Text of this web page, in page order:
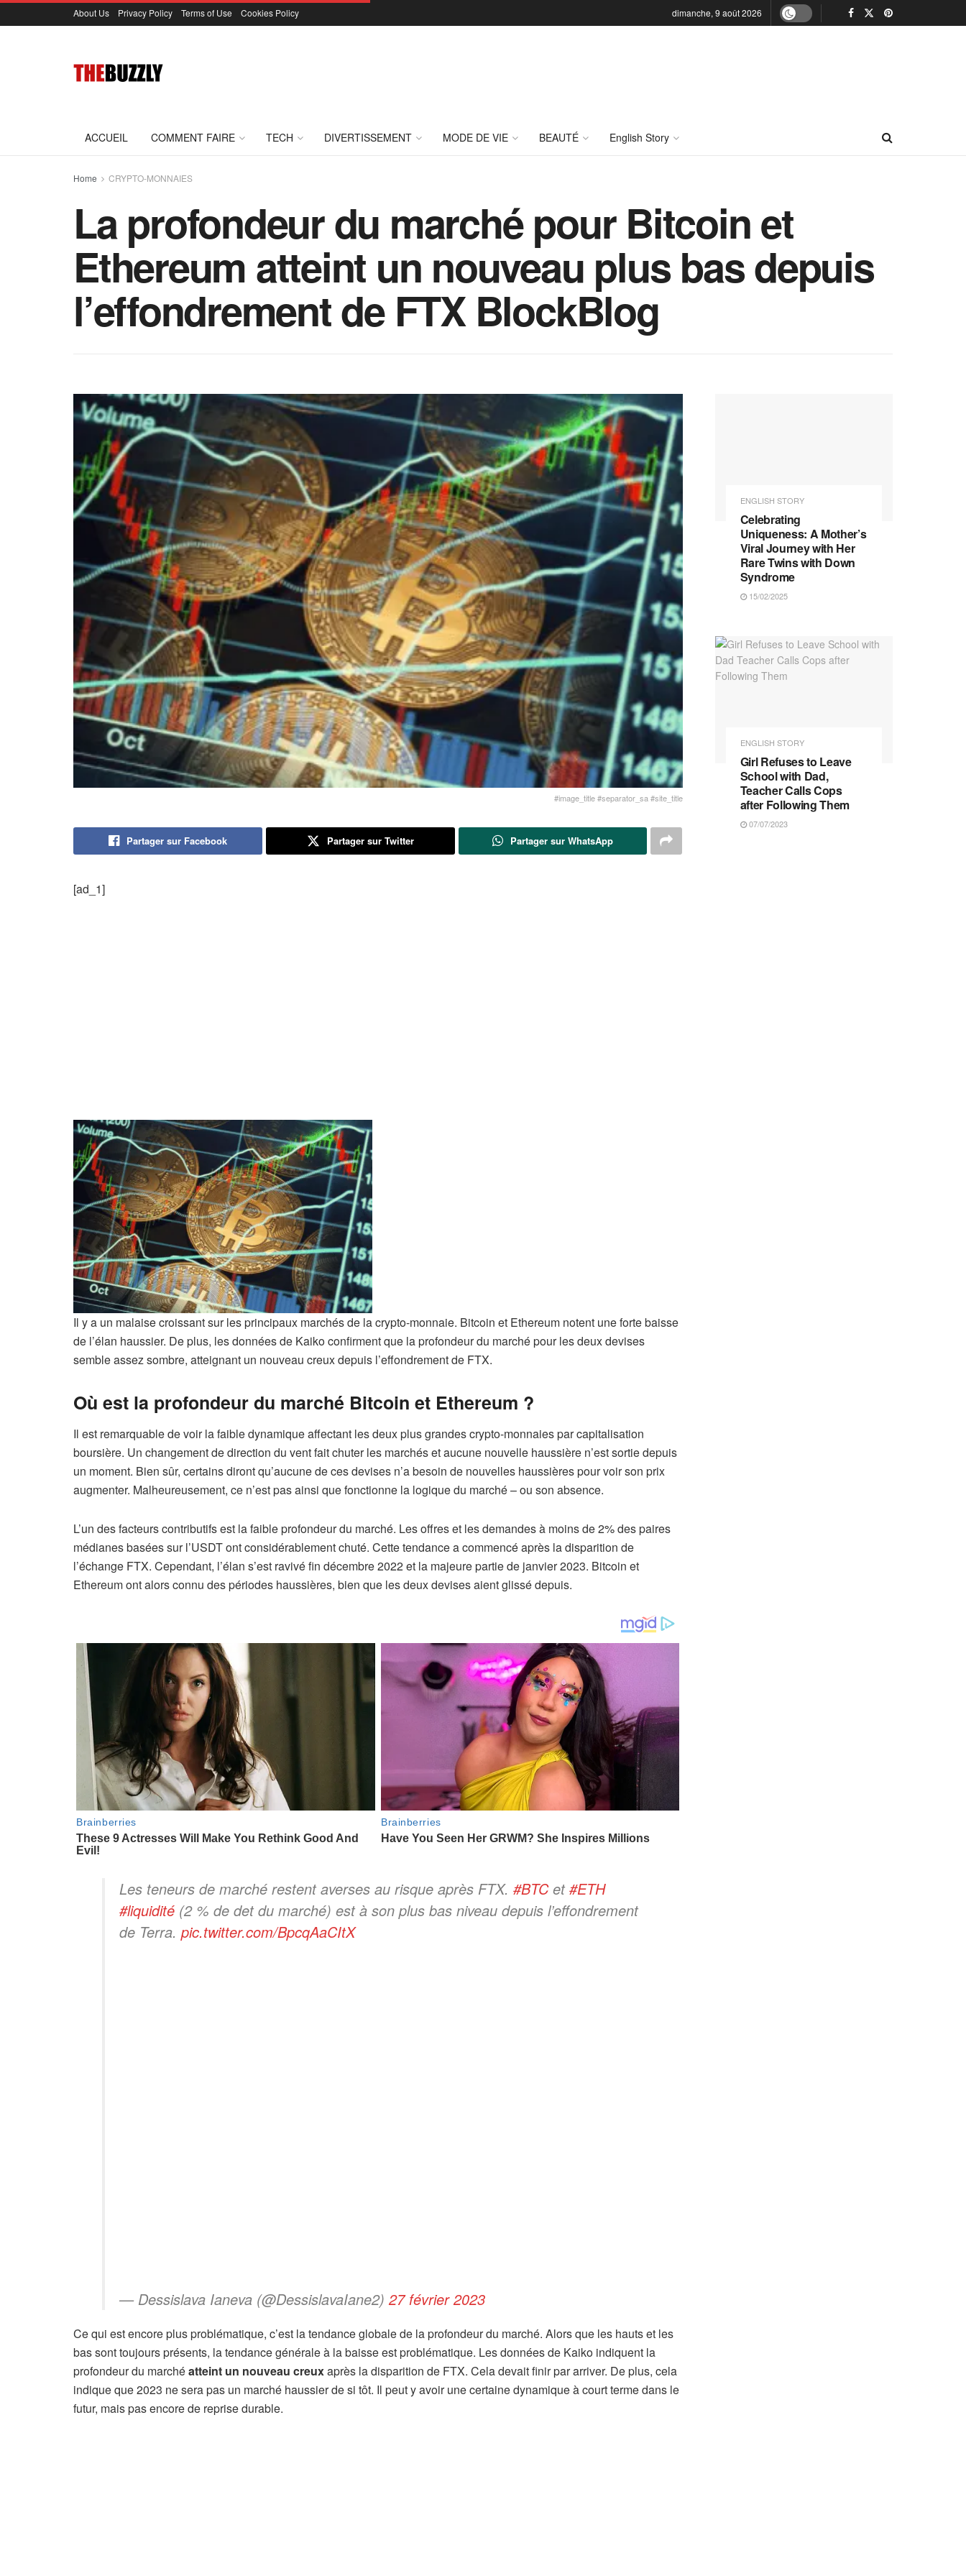
About Us Privacy Policy Terms of Use Cookies Policy dimanche, 9 août 2026
ACCUEIL COMMENT FAIRE TECH DIVERTISSEMENT MODE DE VIE BEAUTÉ English Story
Home CRYPTO-MONNAIES
La profondeur du marché pour Bitcoin et
Ethereum atteint un nouveau plus bas depuis
l’effondrement de FTX BlockBlog
#image_title #separator_sa #site_title
Partager sur Facebook Partager sur Twitter Partager sur WhatsApp
[ad_1]
Il y a un malaise croissant sur les principaux marchés de la crypto-monnaie. Bitcoin et Ethereum notent une forte baisse
de l’élan haussier. De plus, les données de Kaiko confirment que la profondeur du marché pour les deux devises
semble assez sombre, atteignant un nouveau creux depuis l’effondrement de FTX.
Où est la profondeur du marché Bitcoin et Ethereum ?
Il est remarquable de voir la faible dynamique affectant les deux plus grandes crypto-monnaies par capitalisation
boursière. Un changement de direction du vent fait chuter les marchés et aucune nouvelle haussière n’est sortie depuis
un moment. Bien sûr, certains diront qu’aucune de ces devises n’a besoin de nouvelles haussières pour voir son prix
augmenter. Malheureusement, ce n’est pas ainsi que fonctionne la logique du marché – ou son absence.
L’un des facteurs contributifs est la faible profondeur du marché. Les offres et les demandes à moins de 2% des paires
médianes basées sur l’USDT ont considérablement chuté. Cette tendance a commencé après la disparition de
l’échange FTX. Cependant, l’élan s’est ravivé fin décembre 2022 et la majeure partie de janvier 2023. Bitcoin et
Ethereum ont alors connu des périodes haussières, bien que les deux devises aient glissé depuis.
Les teneurs de marché restent averses au risque après FTX. #BTCet#ETH
#liquidité (2 % de det du marché) est à son plus bas niveau depuis l’effondrement
de Terra. pic.twitter.com/BpcqAaCItX
— Dessislava Ianeva (@DessislavaIane2)27 février 2023
Ce qui est encore plus problématique, c’est la tendance globale de la profondeur du marché. Alors que les hauts et les
bas sont toujours présents, la tendance générale à la baisse est problématique. Les données de Kaiko indiquent la
profondeur du marchéatteint un nouveau creuxaprès la disparition de FTX. Cela devait finir par arriver. De plus, cela
indique que 2023 ne sera pas un marché haussier de si tôt. Il peut y avoir une certaine dynamique à court terme dans le
futur, mais pas encore de reprise durable.
ENGLISH STORY
Celebrating
Uniqueness: A Mother’s
Viral Journey with Her
Rare Twins with Down
Syndrome
15/02/2025
ENGLISH STORY
Girl Refuses to Leave
School with Dad,
Teacher Calls Cops
after Following Them
07/07/2023